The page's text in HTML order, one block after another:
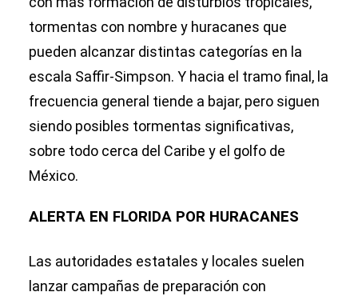
tormentas con nombre y huracanes que
pueden alcanzar distintas categorías en la
escala Saffir-Simpson. Y hacia el tramo final, la
frecuencia general tiende a bajar, pero siguen
siendo posibles tormentas significativas,
sobre todo cerca del Caribe y el golfo de
México.
ALERTA EN FLORIDA POR HURACANES
Las autoridades estatales y locales suelen
lanzar campañas de preparación con